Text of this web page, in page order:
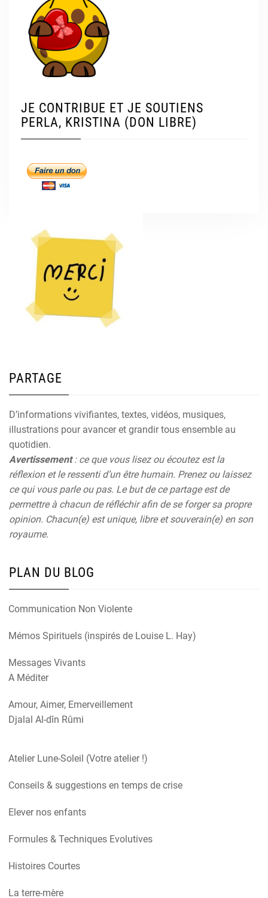
JE CONTRIBUE ET JE SOUTIENS
PERLA, KRISTINA (DON LIBRE)
PARTAGE
D’informations vivifiantes, textes, vidéos, musiques,
illustrations pour avancer et grandir tous ensemble au
quotidien.
Avertissement: ce que vous lisez ou écoutez est la
réflexion et le ressenti d’un être humain. Prenez ou laissez
ce qui vous parle ou pas. Le but de ce partage est de
permettre à chacun de réfléchir afin de se forger sa propre
opinion. Chacun(e) est unique, libre et souverain(e) en son
royaume.
PLAN DU BLOG
Communication Non Violente
Mémos Spirituels (inspirés de Louise L. Hay)
Messages Vivants
A Méditer
Amour, Aimer, Emerveillement
Djalal Al-dîn Rûmi
Atelier Lune-Soleil (Votre atelier !)
Conseils & suggestions en temps de crise
Elever nos enfants
Formules & Techniques Evolutives
Histoires Courtes
La terre-mère